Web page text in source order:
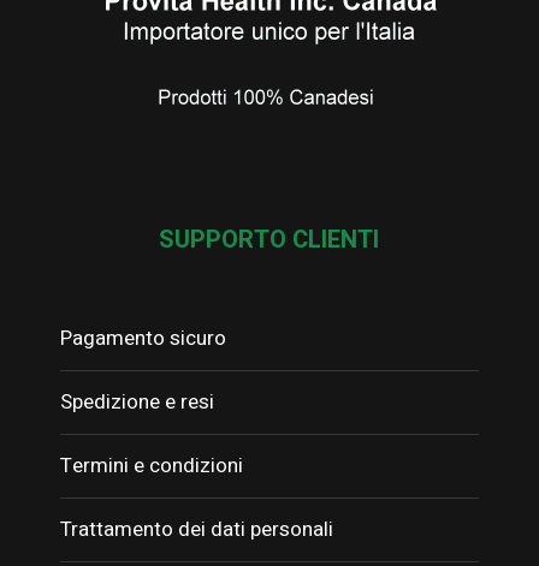
SUPPORTO CLIENTI
Pagamento sicuro
Spedizione e resi
Termini e condizioni
Trattamento dei dati personali